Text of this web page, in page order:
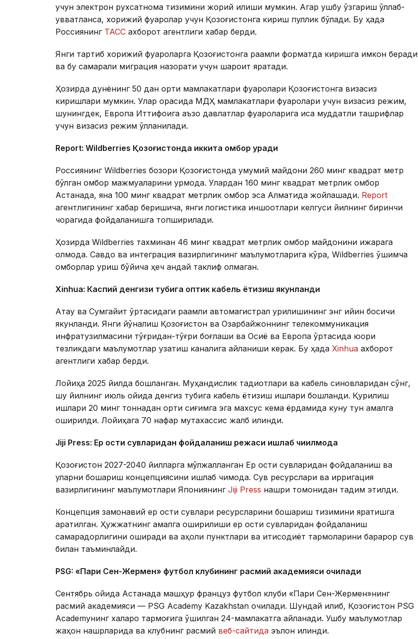
учун электрон рухсатнома тизимини жорий қилиши мумкин. Агар ушбу ўзгариш қўллаб-
қувватланса, хорижий фуқаролар учун Қозоғистонга кириш пуллик бўлади. Бу ҳақда
Россиянинг ТАСС ахборот агентлиги хабар берди.
Янги тартиб хорижий фуқароларга Қозоғистонга рақамли форматда киришга имкон беради
ва бу самарали миграция назорати учун шароит яратади.
Ҳозирда дунёнинг 50 дан ортиқ мамлакатлари фуқаролари Қозоғистонга визасиз
киришлари мумкин. Улар орасида МДҲ мамлакатлари фуқаролари учун визасиз режим,
шунингдек, Европа Иттифоқига аъзо давлатлар фуқароларига қисқа муддатли ташрифлар
учун визасиз режим қўлланилади.
Report: Wildberries Қозоғистонда иккита омбор қуради
Россиянинг Wildberries бозори Қозоғистонда умумий майдони 260 минг квадрат метр
бўлган омбор мажмуаларини қурмоқда. Улардан 160 минг квадрат метрлик омбор
Астанада, яна 100 минг квадрат метрлик омбор эса Алматида жойлашади. Report
агентлигининг хабар беришича, янги логистика иншоотлари келгуси йилнинг биринчи
чорагида фойдаланишга топширилади.
Ҳозирда Wildberries тахминан 46 минг квадрат метрлик омбор майдонини ижарага
олмоқда. Савдо ва интеграция вазирлигининг маълумотларига кўра, Wildberries қўшимча
омборлар қуриш бўйича ҳеч қандай таклиф олмаган.
Xinhuа: Каспий денгизи тубига оптик кабель ётқизиш якунланди
Ақтау ва Сумгайит ўртасидаги рақамли автомагистрал қурилишининг энг қийин босқичи
якунланди. Янги йўналиш Қозоғистон ва Озарбайжоннинг телекоммуникация
инфратузилмасини тўғридан-тўғри боғлаши ва Осиё ва Европа ўртасида юқори
тезликдаги маълумотлар узатиш каналига айланиши керак. Бу ҳақда Xinhua ахборот
агентлиги хабар берди.
Лойиҳа 2025 йилда бошланган. Муҳандислик тадқиқотлари ва кабель синовларидан сўнг,
шу йилнинг июль ойида денгиз тубига кабель ётқизиш ишлари бошланди. Қурилиш
ишлари 20 минг тоннадан ортиқ сиғимга эга махсус кема ёрдамида куну тун амалга
оширилди. Лойиҳага 70 нафар мутахассис жалб қилинди.
Jiji Press: Ер ости сувларидан фойдаланиш режаси ишлаб чиқилмоқда
Қозоғистон 2027-2040 йилларга мўлжалланган Ер ости сувларидан фойдаланиш ва
уларни бошқариш концепциясини ишлаб чиқмоқда. Сув ресурслари ва ирригация
вазирлигининг маълумотлари Япониянинг Jiji Press нашри томонидан тақдим этилди.
Концепция замонавий ер ости сувлари ресурсларини бошқариш тизимини яратишга
қаратилган. Ҳужжатнинг амалга оширилиши ер ости сувларидан фойдаланиш
самарадорлигини оширади ва аҳоли пунктлари ва иқтисодиёт тармоқларини барқарор сув
билан таъминлайди.
PSG: «Пари Сен-Жермен» футбол клубининг расмий академияси очилади
Сентябрь ойида Астанада машҳур француз футбол клуби «Пари Сен-Жермен»нинг
расмий академияси — PSG Academy Kazakhstan очилади. Шундай қилиб, Қозоғистон PSG
Academyнинг халқаро тармоғига қўшилган 24-мамлакатга айланади. Ушбу маълумотлар
жаҳон нашрларида ва клубнинг расмий веб-сайтида эълон қилинди.